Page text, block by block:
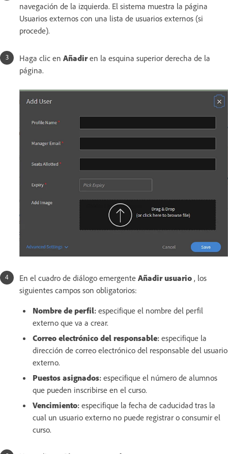
navegación de la izquierda. El sistema muestra la página
Usuarios externos con una lista de usuarios externos (si
procede).
Haga clic en Añadir en la esquina superior derecha de la
página.
En el cuadro de diálogo emergente Añadir usuario , los
siguientes campos son obligatorios:
Nombre de perfil: especifique el nombre del perfil
externo que va a crear.
Correo electrónico del responsable: especifique la
dirección de correo electrónico del responsable del usuario
externo.
Puestos asignados: especifique el número de alumnos
que pueden inscribirse en el curso.
Vencimiento: especifique la fecha de caducidad tras la
cual un usuario externo no puede registrar o consumir el
curso.